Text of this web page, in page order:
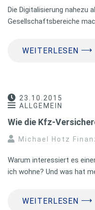
Die Digitalisierung nahezu
Gesellschaftsbereiche
WEITERLESEN ⟶
23.10.2015
ALLGEMEIN
Wie die Kfz-
Michael Hotz
Warum interessiert es
ich wohne? Und was hat
WEITERLESEN ⟶